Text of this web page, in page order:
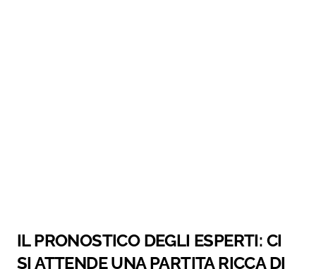
IL PRONOSTICO DEGLI ESPERTI: CI
SI ATTENDE UNA PARTITA RICCA DI